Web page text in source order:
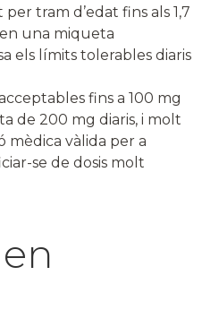
tram d’edat fins als 1,7
una miqueta
els límits tolerables diaris
fins a 100 mg
de 200 mg diaris, i molt
mèdica vàlida per a
se de dosis molt